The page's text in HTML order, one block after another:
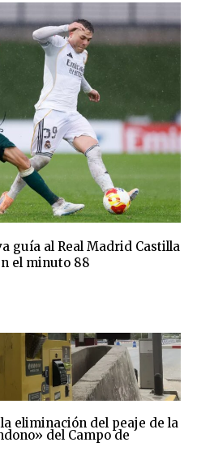
guía al Real Madrid Castilla
el minuto 88
eliminación del peaje de la
del Campo de